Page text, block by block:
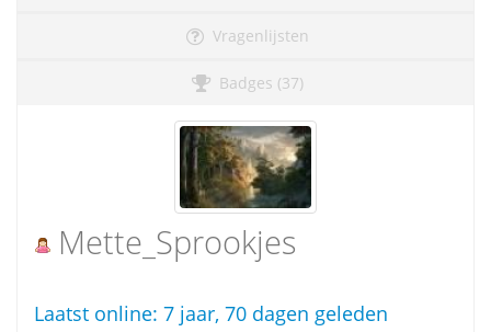
Vragenlijsten
Badges (37)
Mette_Sprookjes
Laatst online: 7 jaar, 70 dagen geleden